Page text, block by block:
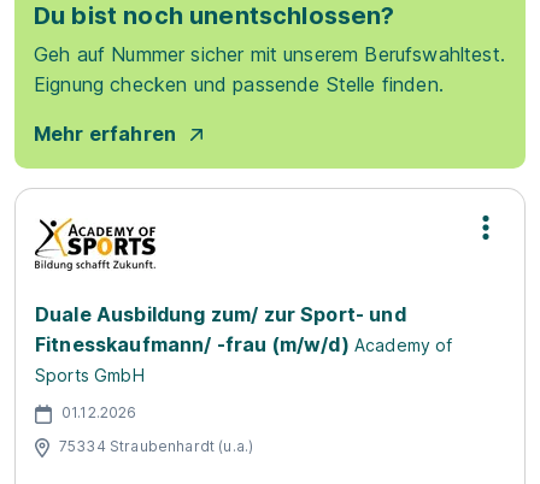
Du bist noch unentschlossen?
Geh auf Nummer sicher mit unserem Berufswahltest.
Eignung checken und passende Stelle finden.
Mehr erfahren
Duale Ausbildung zum/ zur Sport- und
Fitnesskaufmann/ -frau (m/w/d) Academy of
Sports GmbH
01.12.2026
75334 Straubenhardt (u.a.)